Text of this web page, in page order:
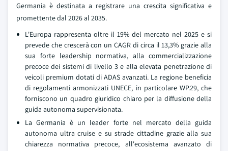
Germania è destinata a registrare una crescita significativa e
promettente dal 2026 al 2035.
L'Europa rappresenta oltre il 19% del mercato nel 2025 e si
prevede che crescerà con un CAGR di circa il 13,3% grazie alla
sua forte leadership normativa, alla commercializzazione
precoce dei sistemi di livello 3 e alla elevata penetrazione di
veicoli premium dotati di ADAS avanzati. La regione beneficia
di regolamenti armonizzati UNECE, in particolare WP.29, che
forniscono un quadro giuridico chiaro per la diffusione della
guida autonoma supervisionata.
La Germania è un leader forte nel mercato della guida
autonoma ultra cruise e su strade cittadine grazie alla sua
chiarezza normativa precoce, all'ecosistema avanzato di